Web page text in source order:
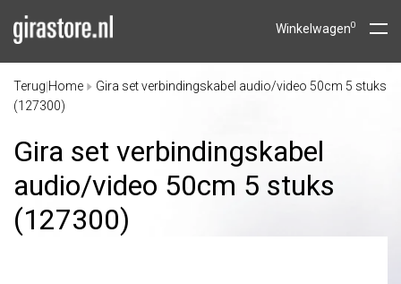
Winkelwagen0
Terug Home
Gira set verbindingskabel audio/video 50cm 5 stuks
(127300)
Gira set verbindingskabel
audio/video 50cm 5 stuks
(127300)